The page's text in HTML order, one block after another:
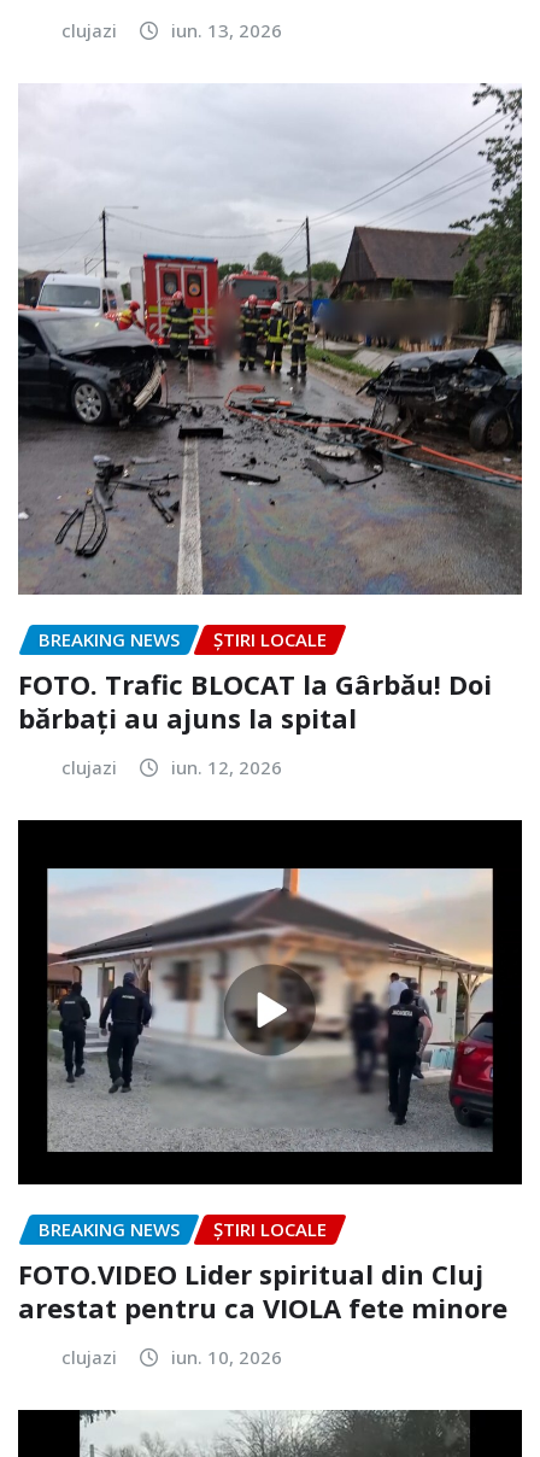
clujazi iun. 13, 2026
BREAKING NEWS ȘTIRI LOCALE
FOTO. Trafic BLOCAT la Gârbău! Doi
bărbați au ajuns la spital
clujazi iun. 12, 2026
BREAKING NEWS ȘTIRI LOCALE
FOTO.VIDEO Lider spiritual din Cluj
arestat pentru ca VIOLA fete minore
clujazi iun. 10, 2026